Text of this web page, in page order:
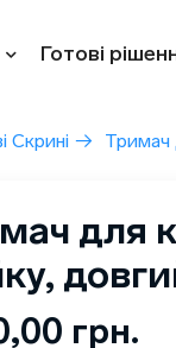
Готові
Скрині → Тримач
для
грн.